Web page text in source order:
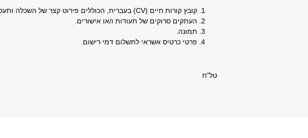
קובץ קורות חיים (CV) בעברית, הכוללים פירוט קצר של השכלה ותעסוקה, בפורמט וורד/PDF.
העתקים סרוקים של תעודות ו/או אישורים.
תמונה.
פרטי כרטיס אשראי לתשלום דמי רישום.
טל"ח